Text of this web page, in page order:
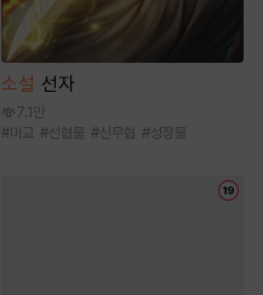
소설 선자
7.1만
#마교 #선협물 #신무협 #성장물